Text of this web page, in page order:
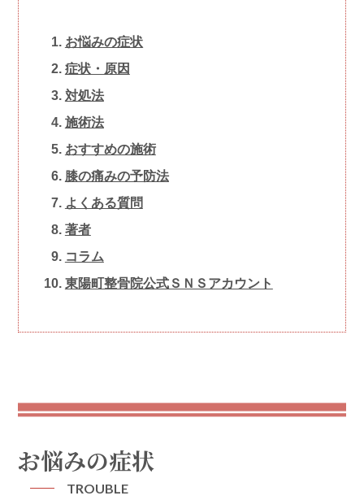
お悩みの症状
症状・原因
対処法
施術法
おすすめの施術
膝の痛みの予防法
よくある質問
著者
コラム
東陽町整骨院 公式ＳＮＳアカウント
お悩みの症状
TROUBLE